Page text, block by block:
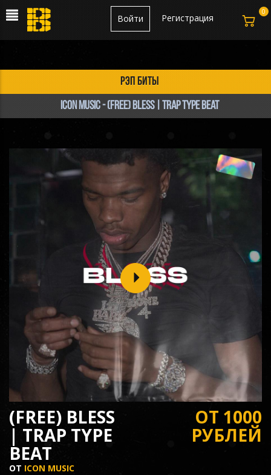
Регистрация
Войти
рэп биты
Icon Music - (FREE) Bless | Trap Type Beat
(FREE) BLESS
| TRAP TYPE
BEAT
ОТ ICON MUSIC
ОТ 1000
РУБЛЕЙ
0